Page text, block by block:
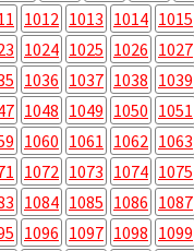
1012 1013 1014 1015
1024 1025 1026 1027
1036 1037 1038 1039
1048 1049 1050 1051
1060 1061 1062 1063
1072 1073 1074 1075
1084 1085 1086 1087
1096 1097 1098 1099